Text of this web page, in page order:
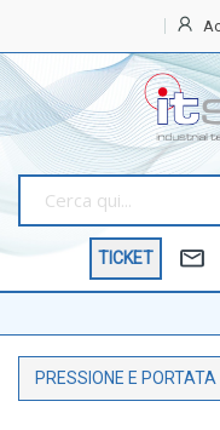
TICKET
PRESSIONE E PORTATA
OFFERTE
SPECIALI
BEST
SELLER
TEMPERATURA
Sonde temperatura
Sonde temperatura a